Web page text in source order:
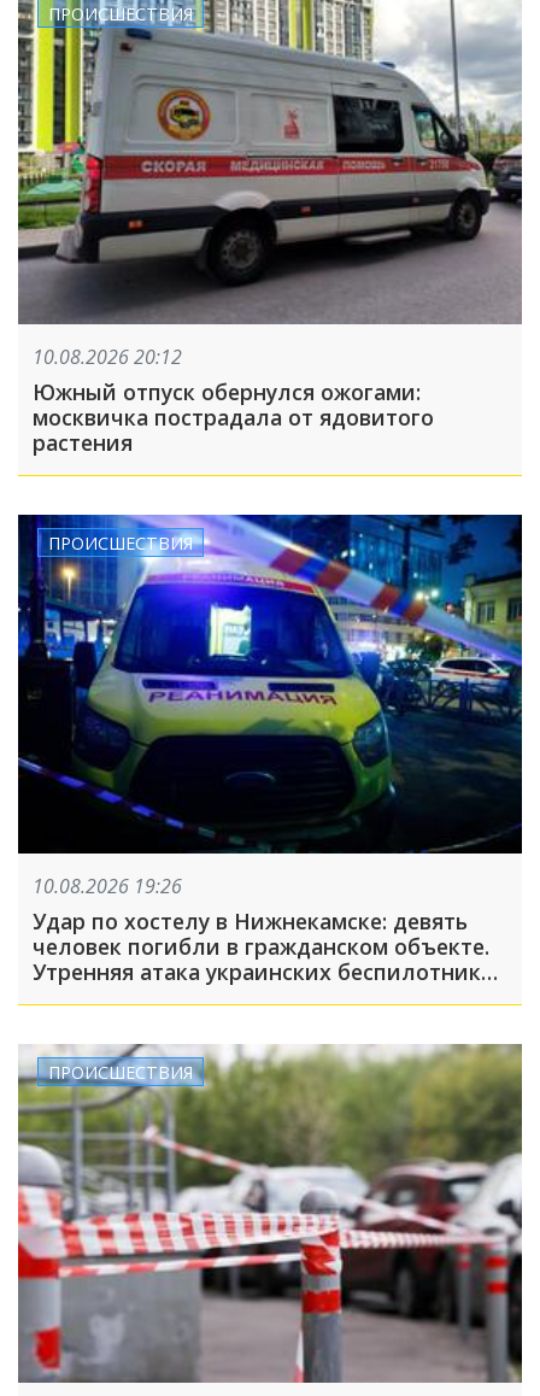
ПРОИСШЕСТВИЯ
10.08.2026 20:12
Южный отпуск обернулся ожогами:
москвичка пострадала от ядовитого
растения
ПРОИСШЕСТВИЯ
10.08.2026 19:26
Удар по хостелу в Нижнекамске: девять
человек погибли в гражданском объекте.
Утренняя атака украинских беспилотников
ПРОИСШЕСТВИЯ